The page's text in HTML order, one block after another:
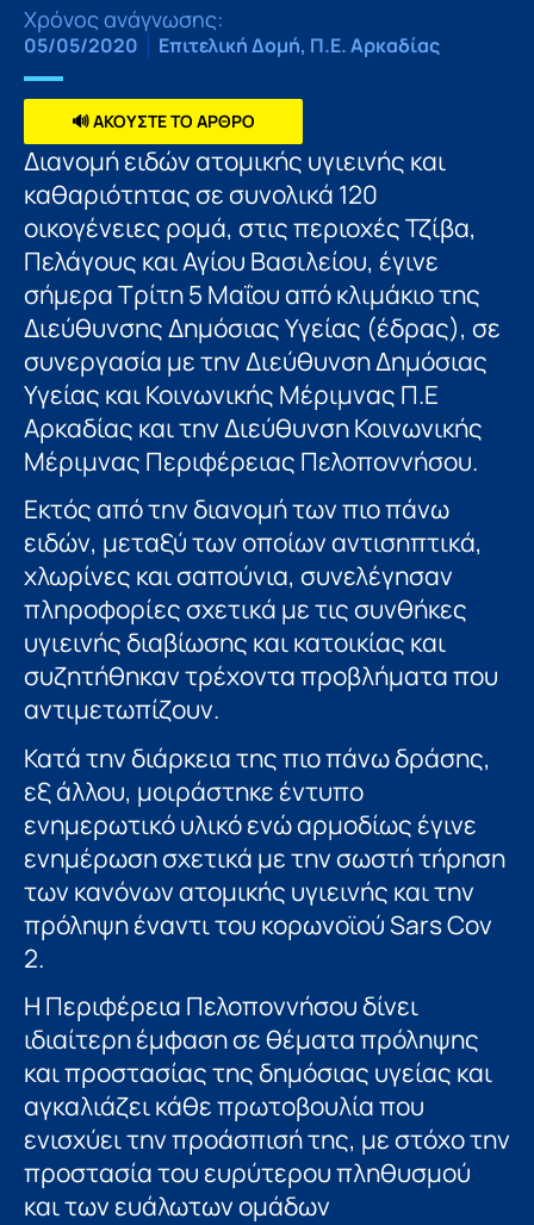
Χρόνος ανάγνωσης:
05/05/2020 Επιτελική Δομή, Π.Ε. Αρκαδίας
🔊 ΑΚΟΥΣΤΕ ΤΟ ΑΡΘΡΟ
Διανομή ειδών ατομικής υγιεινής και
καθαριότητας σε συνολικά 120
οικογένειες ρομά, στις περιοχές Τζίβα,
Πελάγους και Αγίου Βασιλείου, έγινε
σήμερα Τρίτη 5 Μαΐου από κλιμάκιο της
Διεύθυνσης Δημόσιας Υγείας (έδρας), σε
συνεργασία με την Διεύθυνση Δημόσιας
Υγείας και Κοινωνικής Μέριμνας Π.Ε
Αρκαδίας και την Διεύθυνση Κοινωνικής
Μέριμνας Περιφέρειας Πελοποννήσου.
Εκτός από την διανομή των πιο πάνω
ειδών, μεταξύ των οποίων αντισηπτικά,
χλωρίνες και σαπούνια, συνελέγησαν
πληροφορίες σχετικά με τις συνθήκες
υγιεινής διαβίωσης και κατοικίας και
συζητήθηκαν τρέχοντα προβλήματα που
αντιμετωπίζουν.
Κατά την διάρκεια της πιο πάνω δράσης,
εξ άλλου, μοιράστηκε έντυπο
ενημερωτικό υλικό ενώ αρμοδίως έγινε
ενημέρωση σχετικά με την σωστή τήρηση
των κανόνων ατομικής υγιεινής και την
πρόληψη έναντι του κορωνοϊού Sars Cov
2.
Η Περιφέρεια Πελοποννήσου δίνει
ιδιαίτερη έμφαση σε θέματα πρόληψης
και προστασίας της δημόσιας υγείας και
αγκαλιάζει κάθε πρωτοβουλία που
ενισχύει την προάσπισή της, με στόχο την
προστασία του ευρύτερου πληθυσμού
και των ευάλωτων ομάδων